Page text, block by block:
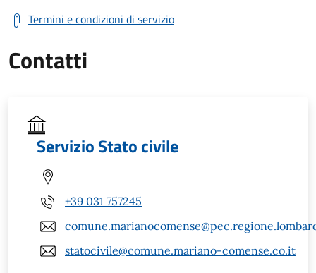
Termini e condizioni di servizio
Contatti
Servizio Stato civile
+39 031 757245
statocivile@comune.mariano-comense.co.it